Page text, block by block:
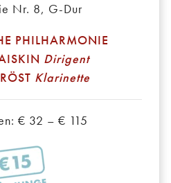
Nr. 8, G-Dur
PHILHARMONIE
Dirigent
Klarinette
€ 32 – € 115